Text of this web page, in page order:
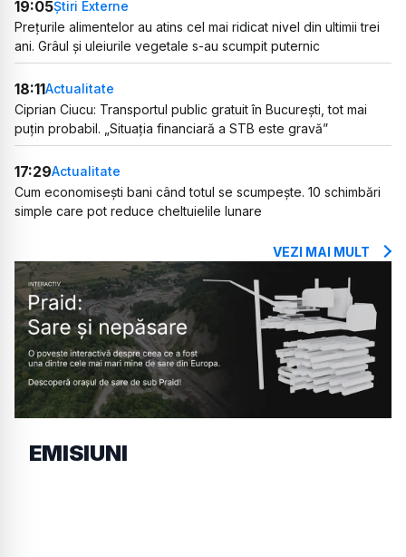
19:05Știri Externe
Prețurile alimentelor au atins cel mai ridicat nivel din ultimii trei
ani. Grâul și uleiurile vegetale s-au scumpit puternic
18:11Actualitate
Ciprian Ciucu: Transportul public gratuit în București, tot mai
puțin probabil. „Situația financiară a STB este gravă”
17:29Actualitate
Cum economisești bani când totul se scumpește. 10 schimbări
simple care pot reduce cheltuielile lunare
VEZI MAI MULT
EMISIUNI